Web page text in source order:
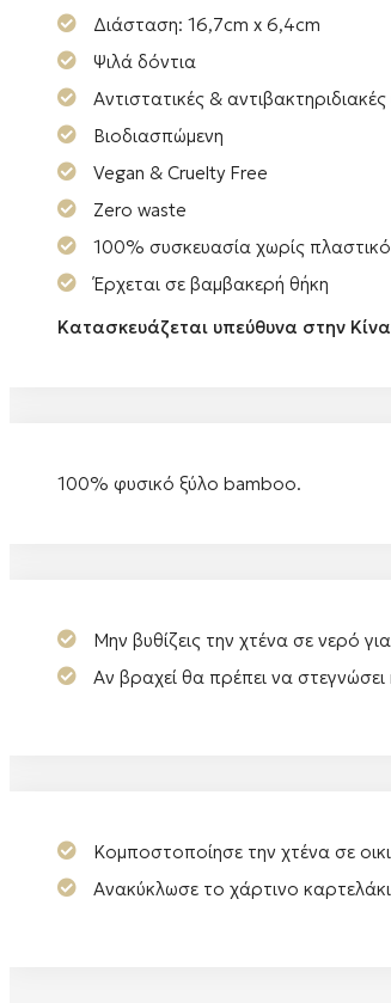
Διάσταση: 16,7cm x 6,4cm
Ψιλά δόντια
Αντιστατικές & αντιβακτηριδιακές
Βιοδιασπώμενη
Vegan & Cruelty Free
Zero waste
100% συσκευασία χωρίς πλαστικό
Έρχεται σε βαμβακερή θήκη
Κατασκευάζεται υπεύθυνα στην
100% φυσικό ξύλο bamboo.
Μην βυθίζεις την χτένα σε νερό
Αν βραχεί θα πρέπει να
Κομποστοποίησε την χτένα σε
Ανακύκλωσε το χάρτινο